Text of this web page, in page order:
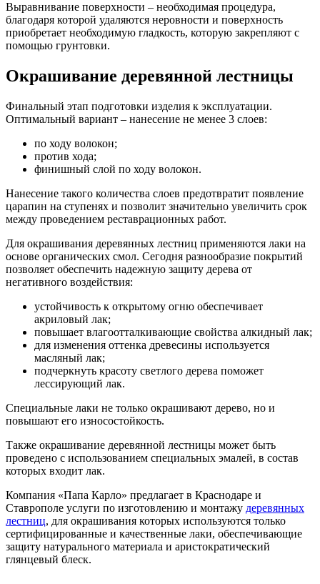
Выравнивание поверхности – необходимая процедура,
благодаря которой удаляются неровности и поверхность
приобретает необходимую гладкость, которую закрепляют с
помощью грунтовки.
Окрашивание деревянной лестницы
Финальный этап подготовки изделия к эксплуатации.
Оптимальный вариант – нанесение не менее 3 слоев:
по ходу волокон;
против хода;
финишный слой по ходу волокон.
Нанесение такого количества слоев предотвратит появление
царапин на ступенях и позволит значительно увеличить срок
между проведением реставрационных работ.
Для окрашивания деревянных лестниц применяются лаки на
основе органических смол. Сегодня разнообразие покрытий
позволяет обеспечить надежную защиту дерева от
негативного воздействия:
устойчивость к открытому огню обеспечивает
акриловый лак;
повышает влагоотталкивающие свойства алкидный лак;
для изменения оттенка древесины используется
масляный лак;
подчеркнуть красоту светлого дерева поможет
лессирующий лак.
Специальные лаки не только окрашивают дерево, но и
повышают его износостойкость.
Также окрашивание деревянной лестницы может быть
проведено с использованием специальных эмалей, в состав
которых входит лак.
Компания «Папа Карло» предлагает в Краснодаре и
Ставрополе услуги по изготовлению и монтажу деревянных
лестниц, для окрашивания которых используются только
сертифицированные и качественные лаки, обеспечивающие
защиту натурального материала и аристократический
глянцевый блеск.